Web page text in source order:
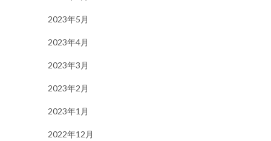
2023年5月
2023年4月
2023年3月
2023年2月
2023年1月
2022年12月